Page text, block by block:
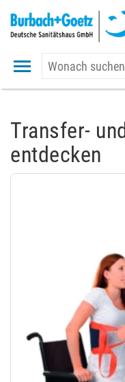
Transfer-
entdecken